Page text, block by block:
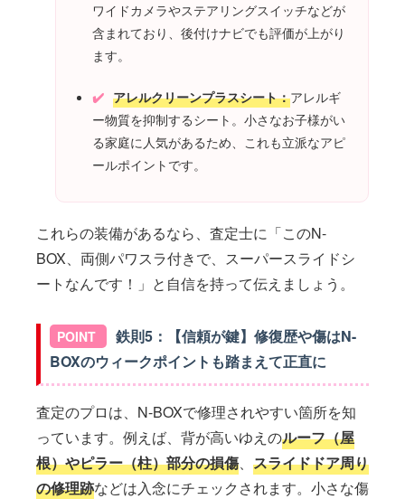
ワイドカメラやステアリングスイッチなどが
含まれており、後付けナビでも評価が上がり
ます。
アレルクリーンプラスシート：アレルギ
ー物質を抑制するシート。小さなお子様がい
る家庭に人気があるため、これも立派なアピ
ールポイントです。
これらの装備があるなら、査定士に「このN-
BOX、両側パワスラ付きで、スーパースライドシ
ートなんです！」と自信を持って伝えましょう。
鉄則5：【信頼が鍵】修復歴や傷はN-
BOXのウィークポイントも踏まえて正直に
査定のプロは、N-BOXで修理されやすい箇所を知
っています。例えば、背が高いゆえのルーフ（屋
根）やピラー（柱）部分の損傷、 スライドドア周り
の修理跡などは入念にチェックされます。小さな傷